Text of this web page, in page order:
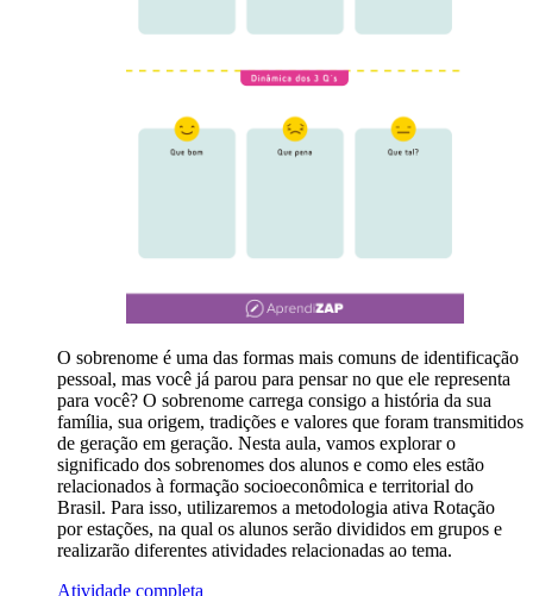
O sobrenome é uma das formas mais comuns de identificação
pessoal, mas você já parou para pensar no que ele representa
para você? O sobrenome carrega consigo a história da sua
família, sua origem, tradições e valores que foram transmitidos
de geração em geração. Nesta aula, vamos explorar o
significado dos sobrenomes dos alunos e como eles estão
relacionados à formação socioeconômica e territorial do
Brasil. Para isso, utilizaremos a metodologia ativa Rotação
por estações, na qual os alunos serão divididos em grupos e
realizarão diferentes atividades relacionadas ao tema.
Atividade completa